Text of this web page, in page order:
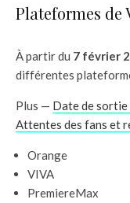
Plateformes de
À partir du 7 février
différentes
Plus — Date de sortie
Attentes des fans et
Orange
VIVA
PremiereMax